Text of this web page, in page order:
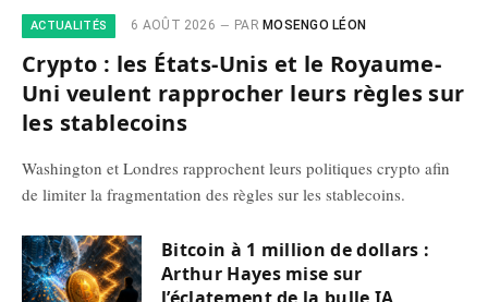
ACTUALITÉS 6 AOÛT 2026 PAR MOSENGO LÉON
Crypto : les États-Unis et le Royaume-
Uni veulent rapprocher leurs règles sur
les stablecoins
Washington et Londres rapprochent leurs politiques crypto afin
de limiter la fragmentation des règles sur les stablecoins.
Bitcoin à 1 million de dollars :
Arthur Hayes mise sur